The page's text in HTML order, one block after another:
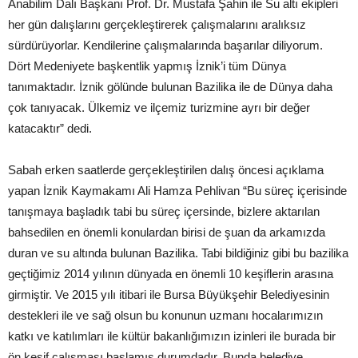
Anabilim Dalı Başkanı Prof. Dr. Mustafa Şahin ile Su altı ekipleri
her gün dalışlarını gerçekleştirerek çalışmalarını aralıksız
sürdürüyorlar. Kendilerine çalışmalarında başarılar diliyorum.
Dört Medeniyete başkentlik yapmış İznik’i tüm Dünya
tanımaktadır. İznik gölünde bulunan Bazilika ile de Dünya daha
çok tanıyacak. Ülkemiz ve ilçemiz turizmine ayrı bir değer
katacaktır” dedi.
Sabah erken saatlerde gerçekleştirilen dalış öncesi açıklama
yapan İznik Kaymakamı Ali Hamza Pehlivan “Bu süreç içerisinde
tanışmaya başladık tabi bu süreç içersinde, bizlere aktarılan
bahsedilen en önemli konulardan birisi de şuan da arkamızda
duran ve su altında bulunan Bazilika. Tabi bildiğiniz gibi bu bazilika
geçtiğimiz 2014 yılının dünyada en önemli 10 keşiflerin arasına
girmiştir. Ve 2015 yılı itibari ile Bursa Büyükşehir Belediyesinin
destekleri ile ve sağ olsun bu konunun uzmanı hocalarımızın
katkı ve katılımları ile kültür bakanlığımızın izinleri ile burada bir